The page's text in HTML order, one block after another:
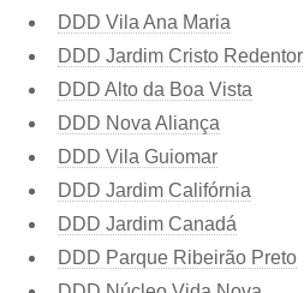
DDD Vila Ana Maria
DDD Jardim Cristo Redentor
DDD Alto da Boa Vista
DDD Nova Aliança
DDD Vila Guiomar
DDD Jardim Califórnia
DDD Jardim Canadá
DDD Parque Ribeirão Preto